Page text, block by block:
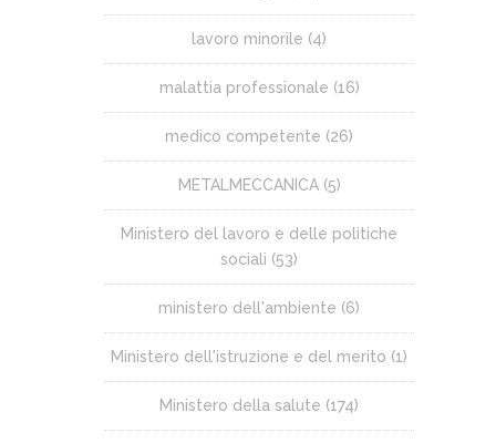
lavoro minorile (4)
malattia professionale (16)
medico competente (26)
METALMECCANICA(5)
Ministero del lavoro e delle politiche
sociali (53)
ministero dell'ambiente (6)
Ministero dell'istruzione e del merito (1)
Ministero della salute (174)